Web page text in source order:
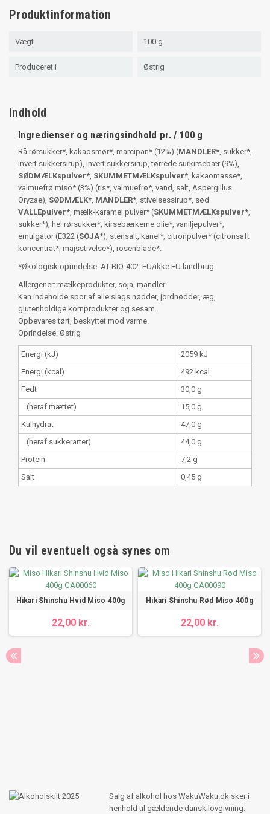
Produktinformation
Vægt 100 g
Produceret i Østrig
Indhold
Ingredienser og næringsindhold pr. / 100 g
Rå rørsukker*, kakaosmør*, marcipan* (12%) (MANDLER*, sukker*,
invert sukkersirup), invert sukkersirup, tørrede surkirsebær (9%),
SØDMÆLKspulver*, SKUMMETMÆLKspulver*, kakaomasse*,
valmuefrø miso* (3%) (ris*, valmuefrø*, vand, salt, Aspergillus
Oryzae), SØDMÆLK*, MANDLER*, stivelsessirup*, sød
VALLEpulver*, mælk-karamel pulver* (SKUMMETMÆLKspulver*,
sukker*), hel rørsukker*, kirsebærkerne olie*, vaniljepulver*,
emulgator (E322 (SOJA*), stensalt, kanel*, citronpulver* (citronsaft
koncentrat*, majsstivelse*), rosenblade*.
*Økologisk oprindelse: AT-BIO-402. EU/ikke EU landbrug
Allergener: mælkeprodukter, soja, mandler
Kan indeholde spor af alle slags nødder, jordnødder, æg,
glutenholdige kornprodukter og sesam.
Opbevares tørt, beskyttet mod varme.
Oprindelse: Østrig
Energi (kJ)
2059 kJ
Energi (kcal)
492 kcal
Fedt
30,0 g
(heraf mættet)
15,0 g
Kulhydrat
47,0 g
(heraf sukkerarter)
44,0 g
Protein
7,2 g
Salt
0,45 g
Du vil eventuelt også synes om
Hikari Shinshu Hvid Miso 400g
22,00 kr.
Hikari Shinshu Rød Miso 400g
22,00 kr.
Salg af alkohol hos WakuWaku.dk sker i
henhold til gældende dansk lovgivning.